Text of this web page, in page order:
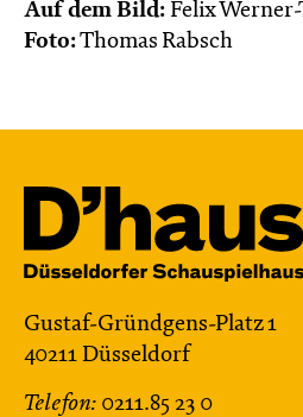
Menschen
Mit künstlerischer
Auf dem Bild: Felix
Foto:Thomas Rabsch
Gustaf-Gründgens-Platz 1
40211 Düsseldorf
Telefon: 0211.85 23 0